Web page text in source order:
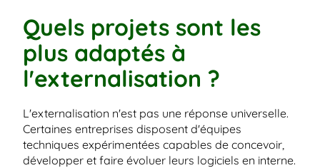
Quels projets sont les
plus adaptés à
l'externalisation ?
L'externalisation n'est pas une réponse universelle.
Certaines entreprises disposent d'équipes
techniques expérimentées capables de concevoir,
développer et faire évoluer leurs logiciels en interne.